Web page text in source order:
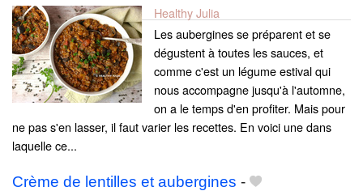
Healthy Julia
Les aubergines se préparent et se
dégustent à toutes les sauces, et
comme c'est un légume estival qui
nous accompagne jusqu'à l'automne,
on a le temps d'en profiter. Mais pour
ne pas s'en lasser, il faut varier les recettes. En voici une dans
laquelle ce...
Crème de lentilles et aubergines -